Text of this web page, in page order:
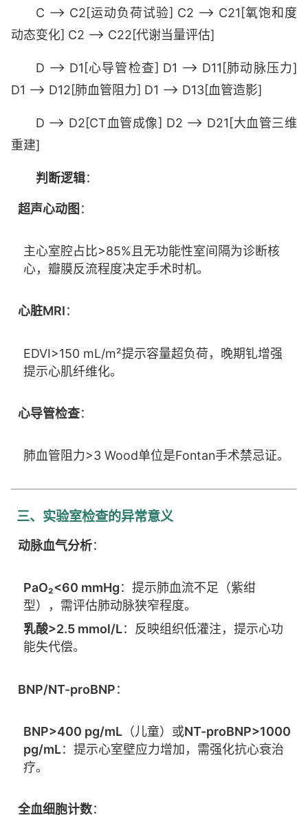
C --> C2[运动负荷试验] C2 --> C21[氧饱和度
动态变化] C2 --> C22[代谢当量评估]
D --> D1[心导管检查] D1 --> D11[肺动脉压力]
D1 --> D12[肺血管阻力] D1 --> D13[血管造影]
D --> D2[CT血管成像] D2 --> D21[大血管三维
重建]
判断逻辑：
超声心动图 ：
主心室腔占比>85%且无功能性室间隔为诊断核
心，瓣膜反流程度决定手术时机。
心脏MRI：
EDVI>150 mL/m²提示容量超负荷，晚期钆增强
提示心肌纤维化。
心导管检查：
肺血管阻力>3 Wood单位是Fontan手术禁忌证。
三、实验室检查的异常意义
动脉血气分析：
PaO₂<60 mmHg：提示肺血流不足（紫绀
型），需评估肺动脉狭窄程度。
乳酸>2.5 mmol/L：反映组织低灌注，提示心功
能失代偿。
BNP/NT-proBNP：
BNP>400 pg/mL（儿童）或NT-proBNP>1000
pg/mL：提示心室壁应力增加，需强化抗心衰治
疗。
全血细胞计数：